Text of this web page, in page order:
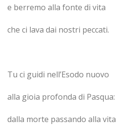
e berremo alla fonte di vita
che ci lava dai nostri peccati.
Tu ci guidi nell’Esodo nuovo
alla gioia profonda di Pasqua:
dalla morte passando alla vita